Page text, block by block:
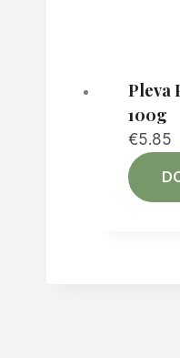
Pleva
100g
€5.85